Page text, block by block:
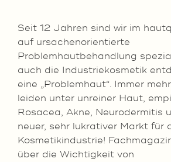
Seit 12 Jahren sind wir im
auf ursachenorientierte
Problemhautbehandlung
auch die Industriekosmetik
eine „Problemhaut“. Immer
leiden unter unreiner Haut,
Rosacea, Akne, Neurodermitis
neuer, sehr lukrativer Markt für
Kosmetikindustrie!
über die Wichtigkeit von